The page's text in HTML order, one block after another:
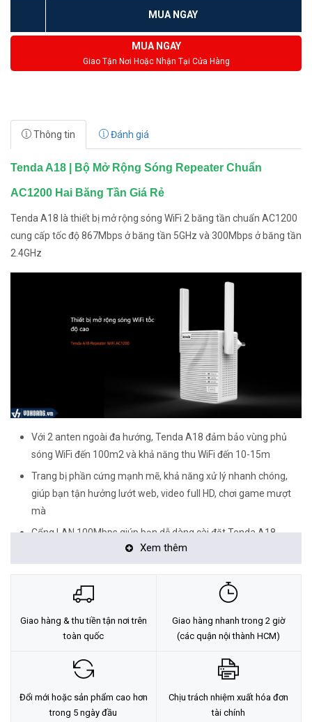
MUA NGAY
MUA NGAY
Giao Tận Nơi Hoặc Nhận Tại Cửa Hàng
Thông tin Đánh giá
Tenda A18 | Bộ Mở Rộng Sóng Repeater Chuẩn
AC1200 Hai Băng Tần Giá Rẻ
Tenda A18 là thiết bị mở rộng sóng WiFi 2 băng tần chuẩn AC1200
cung cấp tốc độ 867Mbps ở băng tần 5GHz và 300Mbps ở băng tần
2.4GHz
Với 2 anten ngoài đa hướng, Tenda A18 đảm bảo vùng phủ
sóng WiFi đến 100m2 và khả năng thu WiFi đến 10-15m
Trang bị phần cứng mạnh mẽ, khả năng xử lý nhanh chóng,
giúp bạn tận hưởng lướt web, video full HD, chơi game mượt
mà
Cổng LAN 100Mbps giúp bạn dễ dàng cài đặt Tenda A18
thành thiết bị phát WiFi chuẩn AC1200 mạnh mẽ một cách
nhanh chóng
Phủ sóng WiFi 5GHz cho toàn bộ ngôi nhà
Xem thêm
Giao hàng & thu tiền tận nơi trên
toàn quốc
Giao hàng nhanh trong 2 giờ
(các quận nội thành HCM)
Đổi mới hoặc sản phẩm cao hơn
trong 5 ngày đầu
Chịu trách nhiệm xuất hóa đơn
tài chính